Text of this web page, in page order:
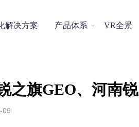
解决方案 产品体系  VR全景
之旗GEO、河南
09